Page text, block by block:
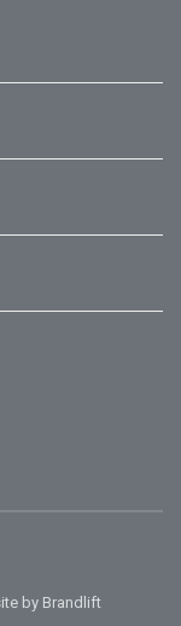
by Brandlift